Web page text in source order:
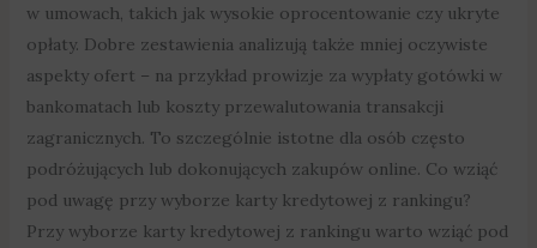
w umowach, takich jak wysokie oprocentowanie czy ukryte
opłaty. Dobre zestawienia analizują także mniej oczywiste
aspekty ofert – na przykład prowizje za wypłaty gotówki w
bankomatach lub koszty przewalutowania transakcji
zagranicznych. To szczególnie istotne dla osób często
podróżujących lub dokonujących zakupów online. Co wziąć
pod uwagę przy wyborze karty kredytowej z rankingu?
Przy wyborze karty kredytowej z rankingu warto wziąć pod